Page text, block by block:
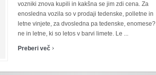
vozniki znova kupili in kakšna se jim zdi cena. Za
enosledna vozila so v prodaji tedenske, polletne in
letne vinjete, za dvosledna pa tedenske, enomese?
ne in letne, ki so letos v barvi limete. Le ...
Preberi več ›